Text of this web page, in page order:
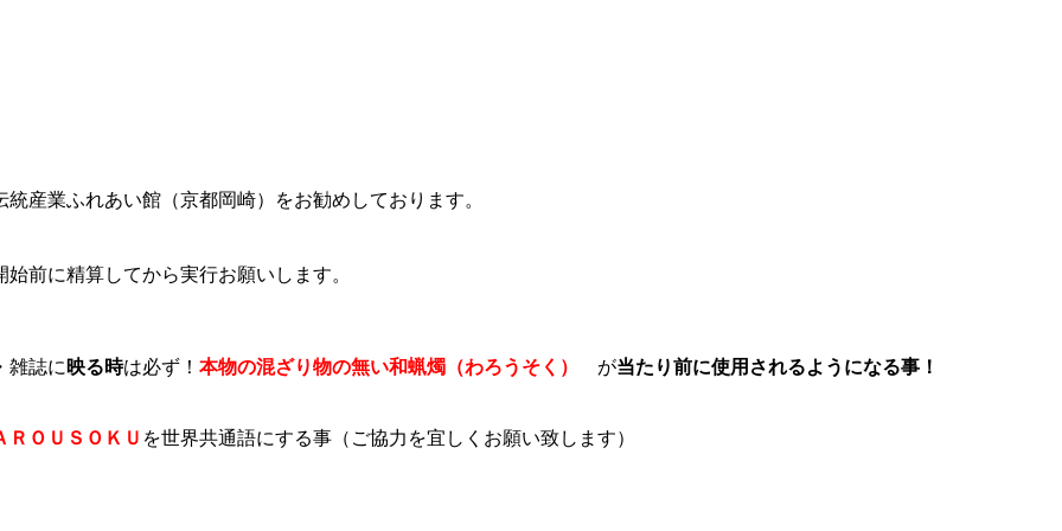
産業ふれあい館（京都岡崎）をお勧めしております。
前に精算してから実行お願いします。
雑誌に 映る時は必ず！ 本物の混ざり物の無い和蝋燭（わろうそく） が当たり前に使用されるようになる事！
ＲＯＵＳＯＫＵ を世界共通語にする事（ご協力を宜しくお願い致します）